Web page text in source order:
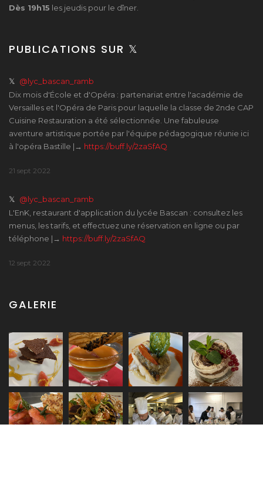
Dès 19h15 les jeudis pour le dîner.
PUBLICATIONS SUR 𝕏
𝕏
@lyc_bascan_ramb
Dix mois d'École et d'Opéra : partenariat entre l'académie de
Versailles et l'Opéra de Paris pour laquelle la classe de 2nde CAP
Cuisine Restauration a été sélectionnée. Une fabuleuse
aventure artistique portée par l'équipe pédagogique réunie ici
à l'opéra Bastille |→ https://buff.ly/2zaSfAQ
21 sept 2022
𝕏
@lyc_bascan_ramb
L'EnK, restaurant d'application du lycée Bascan : consultez les
menus, les tarifs, et effectuez une réservation en ligne ou par
téléphone |→ https://buff.ly/2zaSfAQ
12 sept 2022
GALERIE